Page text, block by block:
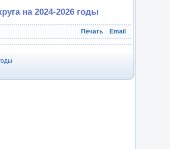
на 2024-2026 годы
Печать Email